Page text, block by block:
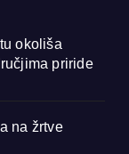
okoliša
priride
na žrtve